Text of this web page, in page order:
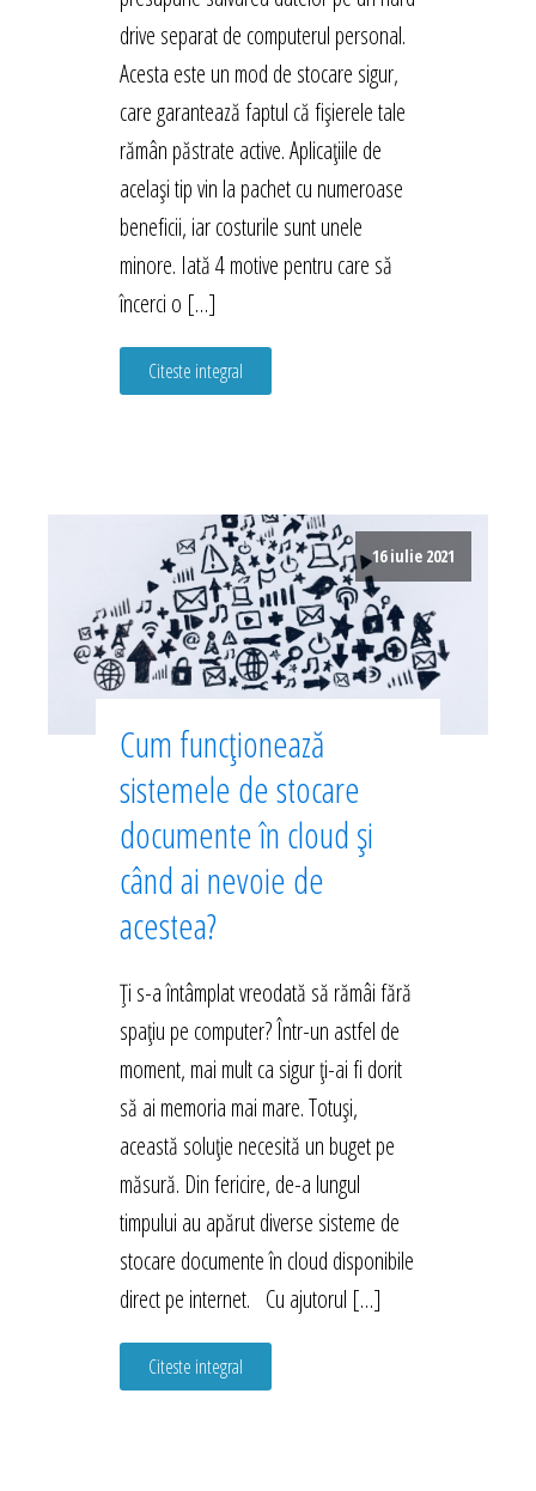
drive separat de computerul personal.
Acesta este un mod de stocare sigur,
care garantează faptul că fișierele tale
rămân păstrate active. Aplicațiile de
același tip vin la pachet cu numeroase
beneficii, iar costurile sunt unele
minore. Iată 4 motive pentru care să
încerci o […]
Citeste integral
16 iulie 2021
Cum funcționează
sistemele de stocare
documente în cloud și
când ai nevoie de
acestea?
Ți s-a întâmplat vreodată să rămâi fără
spațiu pe computer? Într-un astfel de
moment, mai mult ca sigur ți-ai fi dorit
să ai memoria mai mare. Totuși,
această soluție necesită un buget pe
măsură. Din fericire, de-a lungul
timpului au apărut diverse sisteme de
stocare documente în cloud disponibile
direct pe internet. Cu ajutorul […]
Citeste integral